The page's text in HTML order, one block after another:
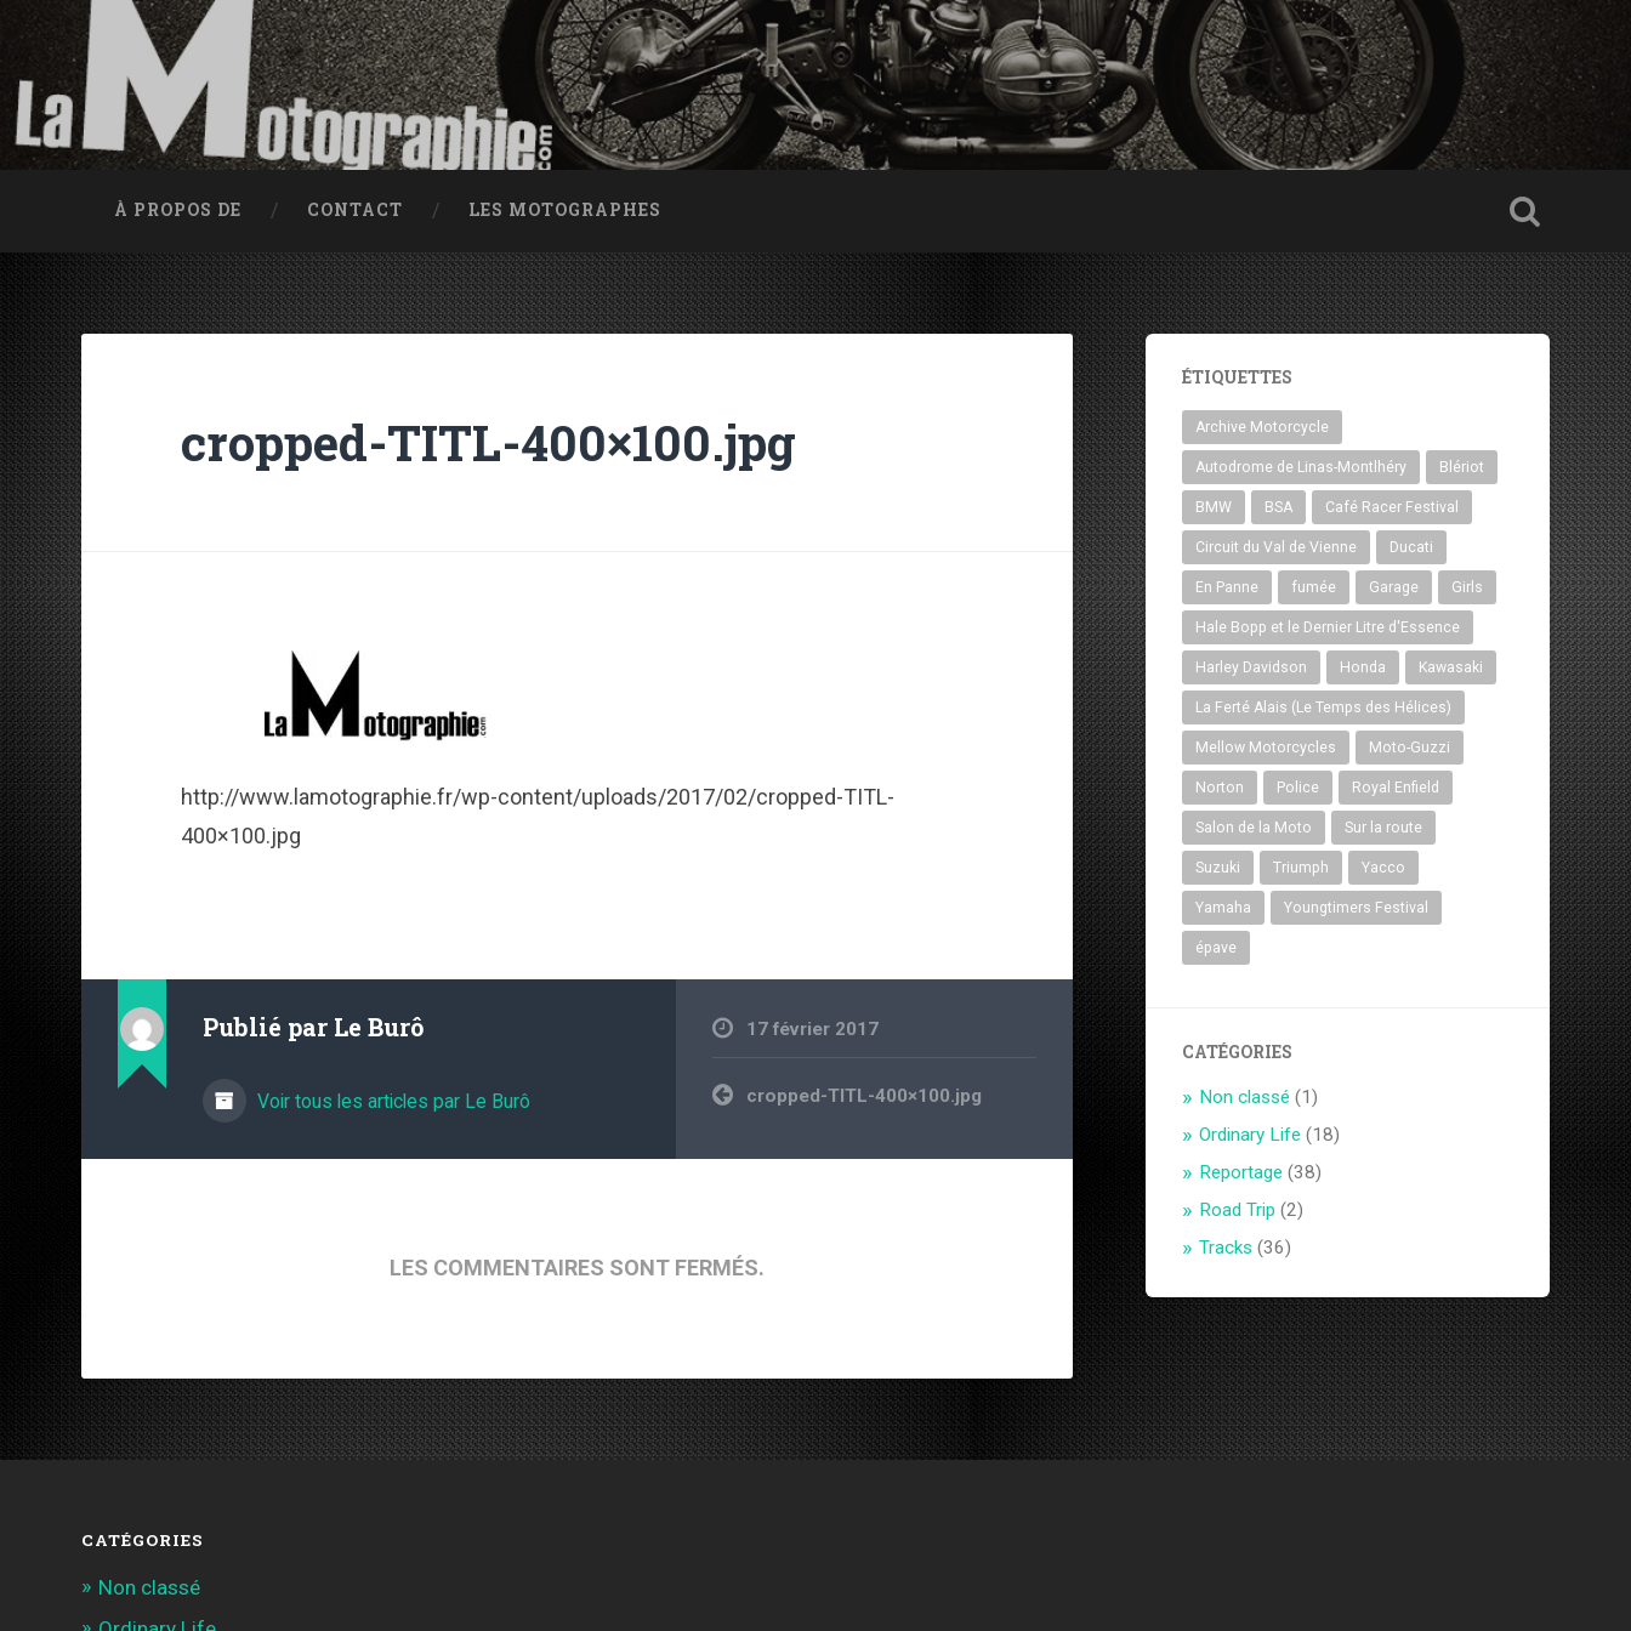
Accéder au contenu principal
Recherche
Traces d'huile depuis 2002
À PROPOS DE CONTACT LES MOTOGRAPHES
cropped-TITL-400×100.jpg
http://www.lamotographie.fr/wp-content/uploads/2017/02/cropped-TITL-
400×100.jpg
Publié par Le Burô
Voir tous les articles par Le Burô
17 février 2017
Navigation de l’article
cropped-TITL-400×100.jpg
LES COMMENTAIRES SONT FERMÉS.
ÉTIQUETTES
Archive Motorcycle
Autodrome de Linas-Montlhéry Blériot
BMW BSA Café Racer Festival
Circuit du Val de Vienne Ducati
En Panne fumée Garage Girls
Hale Bopp et le Dernier Litre d'Essence
Harley Davidson Honda Kawasaki
La Ferté Alais (Le Temps des Hélices)
Mellow Motorcycles Moto-Guzzi
Norton Police Royal Enfield
Salon de la Moto Sur la route
Suzuki Triumph Yacco
Yamaha Youngtimers Festival
épave
CATÉGORIES
Non classé (1)
Ordinary Life (18)
Reportage (38)
Road Trip (2)
Tracks (36)
CATÉGORIES
Non classé